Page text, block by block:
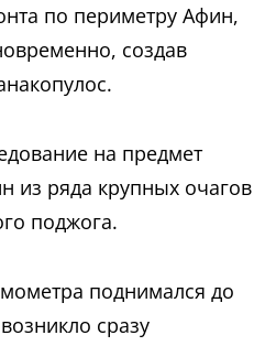
по периметру Афин,
создав
на предмет
из ряда крупных очагов
поджога.
поднимался до
сразу